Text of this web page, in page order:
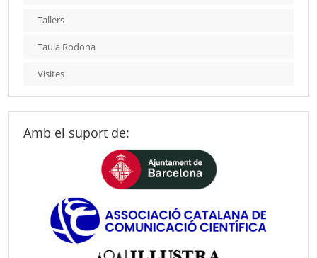
Tallers
Taula Rodona
Visites
Amb el suport de: